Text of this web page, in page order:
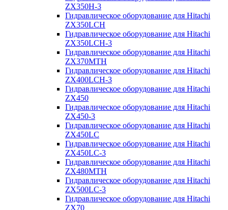
ZX350H-3
Гидравлическое оборудование для Hitachi
ZX350LCH
Гидравлическое оборудование для Hitachi
ZX350LCH-3
Гидравлическое оборудование для Hitachi
ZX370MTH
Гидравлическое оборудование для Hitachi
ZX400LCH-3
Гидравлическое оборудование для Hitachi
ZX450
Гидравлическое оборудование для Hitachi
ZX450-3
Гидравлическое оборудование для Hitachi
ZX450LC
Гидравлическое оборудование для Hitachi
ZX450LC-3
Гидравлическое оборудование для Hitachi
ZX480MTH
Гидравлическое оборудование для Hitachi
ZX500LC-3
Гидравлическое оборудование для Hitachi
ZX70